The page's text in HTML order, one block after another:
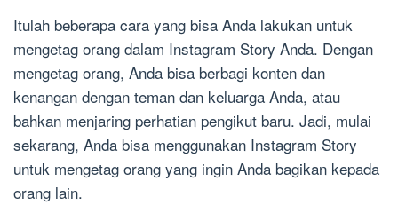
Itulah beberapa cara yang bisa Anda lakukan untuk
mengetag orang dalam Instagram Story Anda. Dengan
mengetag orang, Anda bisa berbagi konten dan
kenangan dengan teman dan keluarga Anda, atau
bahkan menjaring perhatian pengikut baru. Jadi, mulai
sekarang, Anda bisa menggunakan Instagram Story
untuk mengetag orang yang ingin Anda bagikan kepada
orang lain.